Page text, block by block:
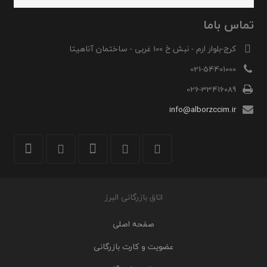
تماس باما
کرج-بلوار ارم - نبش خ 100 غربی - ساختمان آناهیتا
021-54401000
026-33416089
info@alborzccim.ir
اتاق بازرگانی البرز
صفحه اصلی
عضویت و کارت بازرگانی